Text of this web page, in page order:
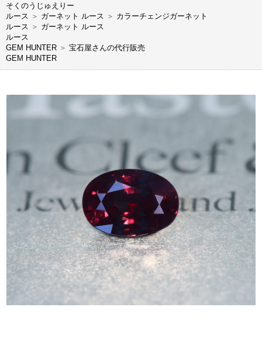
そくのうじゅえりー
ルース ＞ ガーネット ルース ＞ カラーチェンジガーネット
ルース ＞ ガーネット ルース
ルース
GEM HUNTER ＞ 宝石屋さんの代行販売
GEM HUNTER